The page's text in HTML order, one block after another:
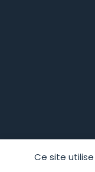
Ce site